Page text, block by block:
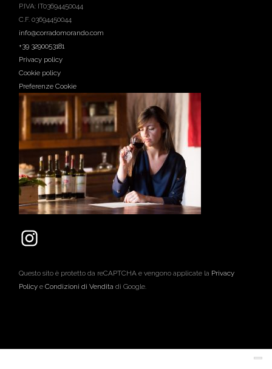
P.IVA: IT03694450044
C.F. 03694450044
info@corradomorando.com
+39 3290053181
Privacy policy
Cookie policy
Preferenze Cookie
Questo sito è protetto da reCAPTCHA e vengono applicate la Privacy
Policy eCondizioni di Vendita di Google.